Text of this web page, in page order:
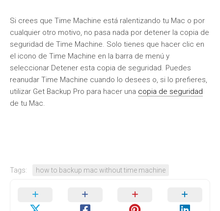
Si crees que Time Machine está ralentizando tu Mac o por
cualquier otro motivo, no pasa nada por detener la copia de
seguridad de Time Machine. Solo tienes que hacer clic en
el icono de Time Machine en la barra de menú y
seleccionar Detener esta copia de seguridad. Puedes
reanudar Time Machine cuando lo desees o, si lo prefieres,
utilizar Get Backup Pro para hacer una copia de seguridad
de tu Mac.
Tags: how to backup mac without time machine